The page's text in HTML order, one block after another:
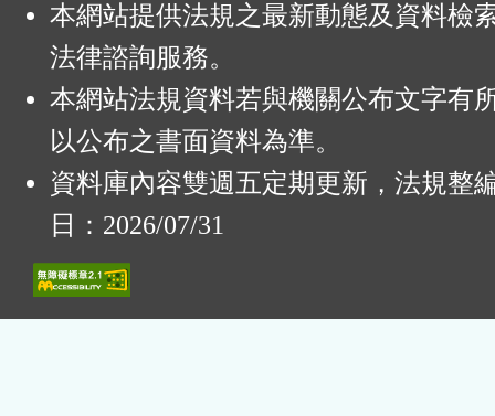
本網站提供法規之最新動態及資料檢
法律諮詢服務。
本網站法規資料若與機關公布文字有
以公布之書面資料為準。
資料庫內容雙週五定期更新，法規整
日：2026/07/31